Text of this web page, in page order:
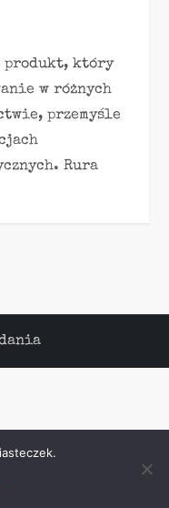
produkt, który
w różnych
przemyśle
Rura